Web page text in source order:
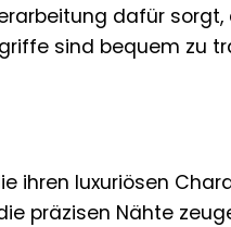
dafür
sind bequem zu
ihren luxuriösen
präzisen Nähte